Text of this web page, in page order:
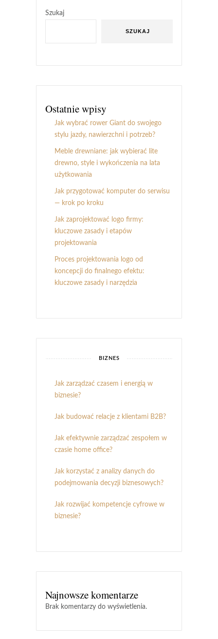
Szukaj
SZUKAJ
Ostatnie wpisy
Jak wybrać rower Giant do swojego
stylu jazdy, nawierzchni i potrzeb?
Meble drewniane: jak wybierać lite
drewno, style i wykończenia na lata
użytkowania
Jak przygotować komputer do serwisu
— krok po kroku
Jak zaprojektować logo firmy:
kluczowe zasady i etapów
projektowania
Proces projektowania logo od
koncepcji do finalnego efektu:
kluczowe zasady i narzędzia
BIZNES
Jak zarządzać czasem i energią w
biznesie?
Jak budować relacje z klientami B2B?
Jak efektywnie zarządzać zespołem w
czasie home office?
Jak korzystać z analizy danych do
podejmowania decyzji biznesowych?
Jak rozwijać kompetencje cyfrowe w
biznesie?
Najnowsze komentarze
Brak komentarzy do wyświetlenia.